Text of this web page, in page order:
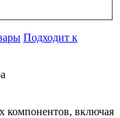
Подходит к
компонентов, включая